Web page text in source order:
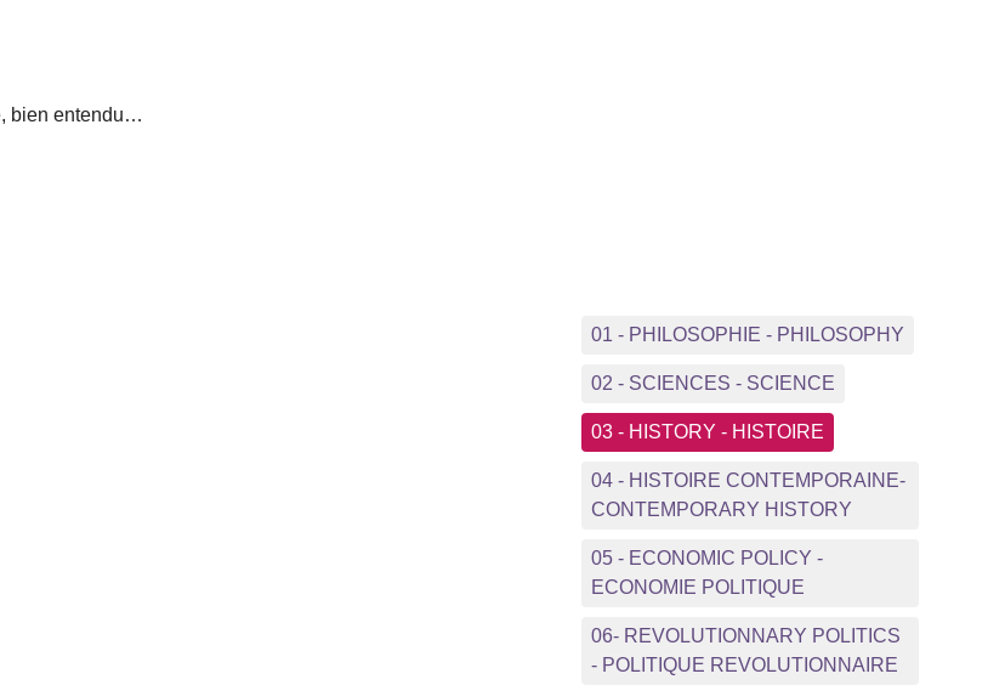
bien entendu…
01 - PHILOSOPHIE - PHILOSOPHY
02 - SCIENCES - SCIENCE
03 - HISTORY - HISTOIRE
04 - HISTOIRE CONTEMPORAINE-
CONTEMPORARY HISTORY
05 - ECONOMIC POLICY -
ECONOMIE POLITIQUE
06- REVOLUTIONNARY POLITICS
- POLITIQUE REVOLUTIONNAIRE